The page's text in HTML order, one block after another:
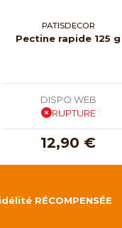
PATISDECOR
Pectine rapide 125 g
DISPO WEB
RUPTURE
12,90 €
RÉCOMPENSÉE